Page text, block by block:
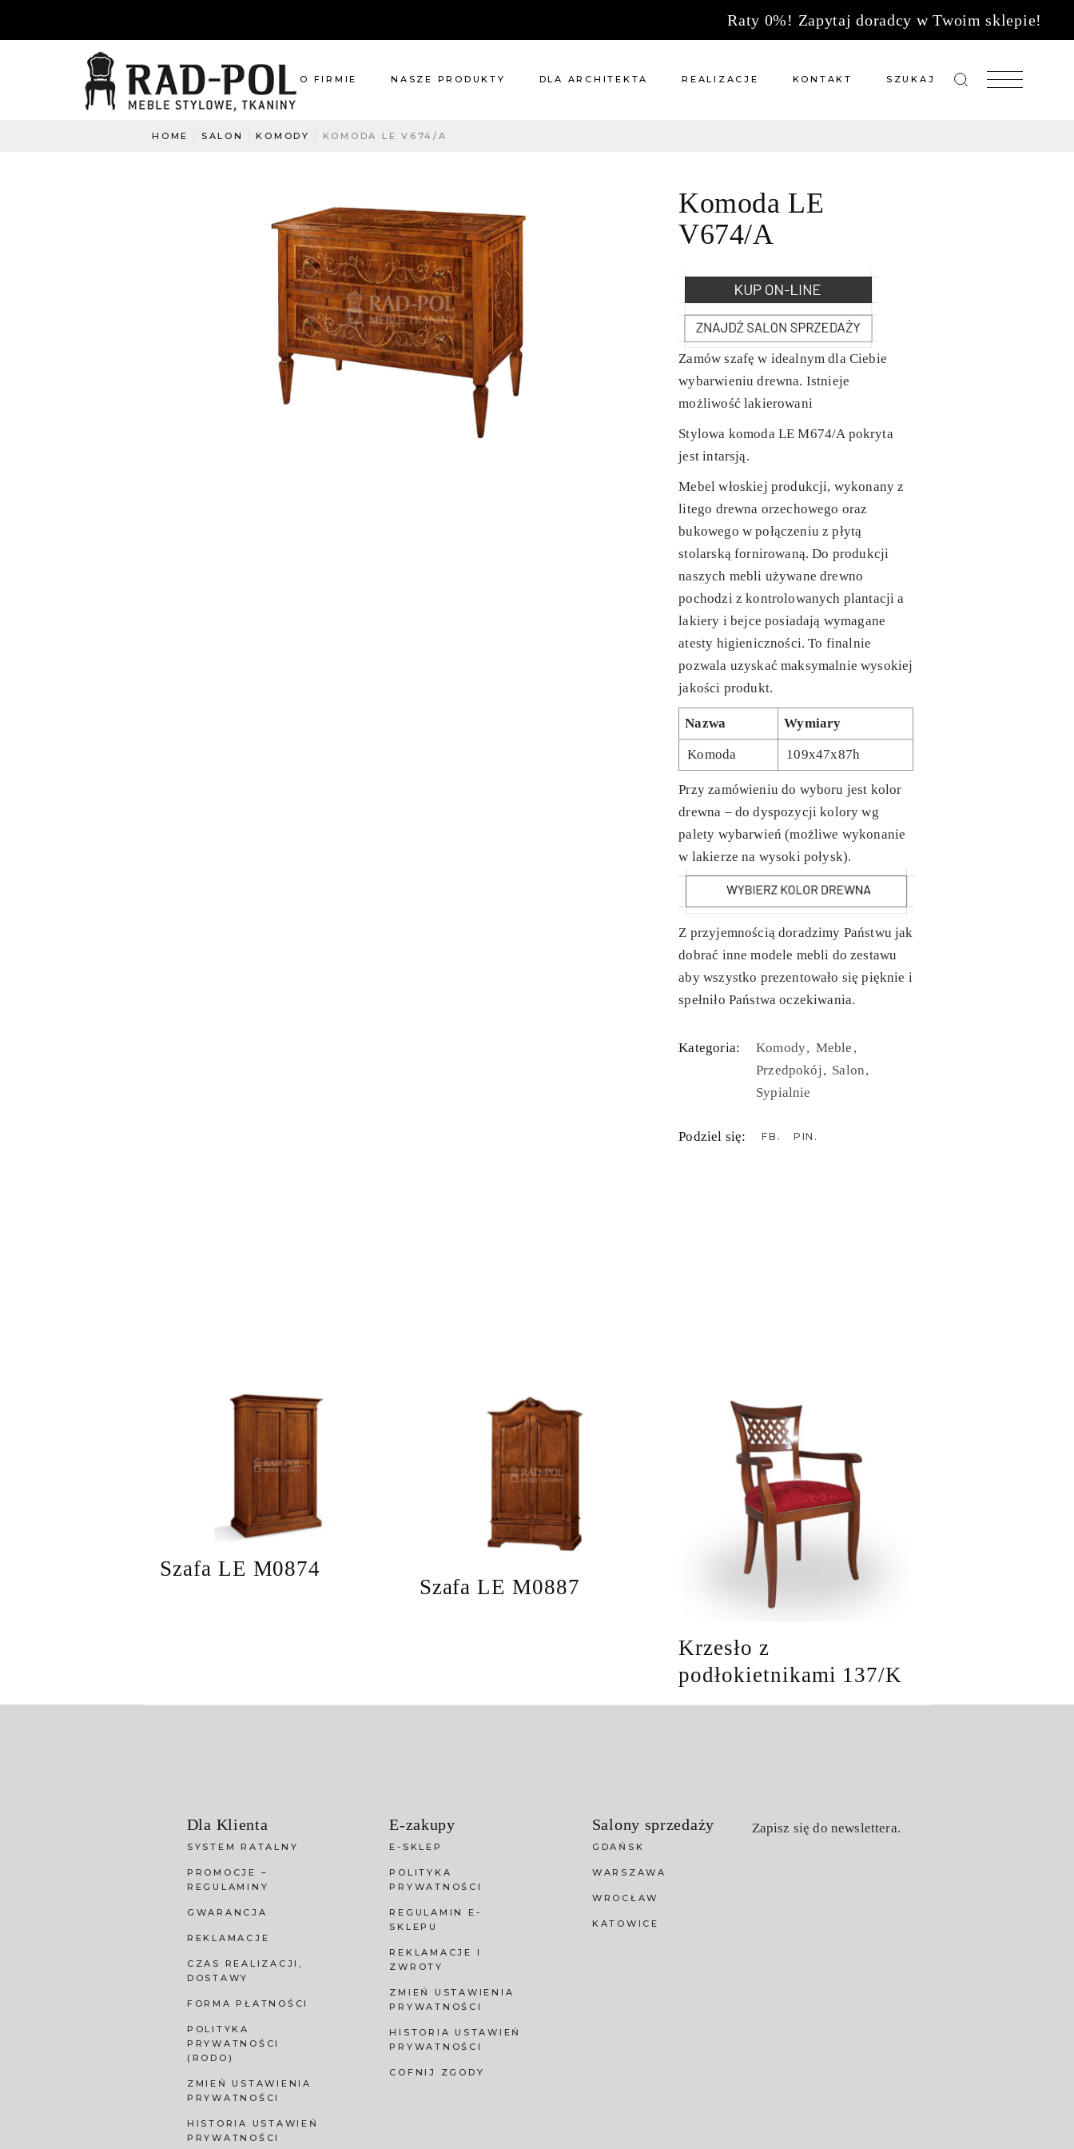
Raty 0%! Zapytaj doradcy w Twoim sklepie!
O FIRMIE
O co pytacie?
Napisz do nas
NASZE PRODUKTY
Renowacje
Kuchnie
Dodatki
Tkaniny
Katalog
DLA ARCHITEKTA REALIZACJE KONTAKT
Kuchnie
SZUKAJ
HOME SALON KOMODY KOMODA LE V674/A
Komoda LE
V674/A
Zamów szafę w idealnym dla Ciebie
wybarwieniu drewna. Istnieje
możliwość lakierowani
Stylowa komoda LE M674/A pokryta
jest intarsją.
Mebel włoskiej produkcji, wykonany z
litego drewna orzechowego oraz
bukowego w połączeniu z płytą
stolarską fornirowaną. Do produkcji
naszych mebli używane drewno
pochodzi z kontrolowanych plantacji a
lakiery i bejce posiadają wymagane
atesty higieniczności. To finalnie
pozwala uzyskać maksymalnie wysokiej
jakości produkt.
Nazwa Wymiary
Komoda 109x47x87h
Przy zamówieniu do wyboru jest kolor
drewna – do dyspozycji kolory wg
palety wybarwień (możliwe wykonanie
w lakierze na wysoki połysk).
Z przyjemnością doradzimy Państwu jak
dobrać inne modele mebli do zestawu
aby wszystko prezentowało się pięknie i
spełniło Państwa oczekiwania.
Kategoria: Komody Meble
Przedpokój Salon
Sypialnie
Podziel się: FB PIN
Szafa LE M0874
Szafa LE M0887
Krzesło z
podłokietnikami 137/K
Dla Klienta
SYSTEM RATALNY
PROMOCJE –
REGULAMINY
GWARANCJA
REKLAMACJE
CZAS REALIZACJI,
DOSTAWY
FORMA PŁATNOŚCI
POLITYKA
PRYWATNOŚCI
(RODO)
ZMIEŃ USTAWIENIA
PRYWATNOŚCI
HISTORIA USTAWIEŃ
PRYWATNOŚCI
E-zakupy
E-SKLEP
POLITYKA
PRYWATNOŚCI
REGULAMIN E-
SKLEPU
REKLAMACJE I
ZWROTY
ZMIEŃ USTAWIENIA
PRYWATNOŚCI
HISTORIA USTAWIEŃ
PRYWATNOŚCI
COFNIJ ZGODY
Salony sprzedaży
GDAŃSK
WARSZAWA
WROCŁAW
KATOWICE
Zapisz się do newslettera.